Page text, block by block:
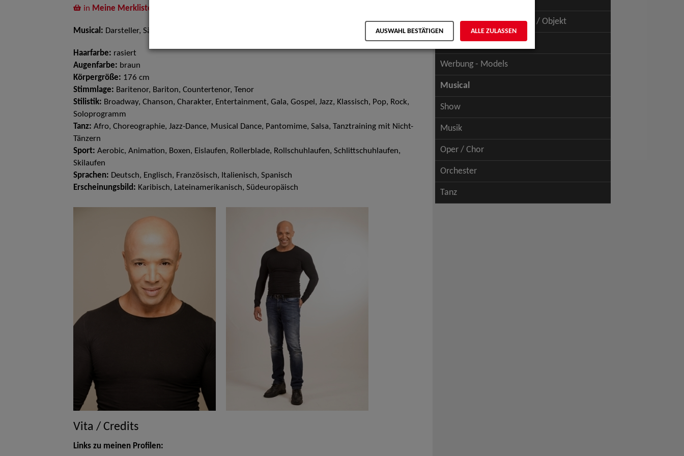
in Meine Merkliste
Musical: Darsteller, Sänger, Tänzer
Haarfarbe: rasiert
Augenfarbe: braun
Körpergröße: 176 cm
Stimmlage: Baritenor, Bariton, Countertenor, Tenor
Stilistik: Broadway, Chanson, Charakter, Entertainment, Gala, Gospel, Jazz, Klassisch, Pop, Rock,
Soloprogramm
Tanz: Afro, Choreographie, Jazz-Dance, Musical Dance, Pantomime, Salsa, Tanztraining mit Nicht-
Tänzern
Sport: Aerobic, Animation, Boxen, Eislaufen, Rollerblade, Rollschuhlaufen, Schlittschuhlaufen,
Skilaufen
Sprachen: Deutsch, Englisch, Französisch, Italienisch, Spanisch
Erscheinungsbild: Karibisch, Lateinamerikanisch, Südeuropäisch
Vita / Credits
Links zu meinen Profilen:
Schauspiel - Figur / Puppe / Objekt
Werbung - Talents
Werbung - Models
Musical
Show
Musik
Oper / Chor
Orchester
Tanz
AUSWAHL BESTÄTIGEN ALLE ZULASSEN